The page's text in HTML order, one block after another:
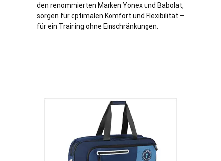
den renommierten Marken Yonex und Babolat,
sorgen für optimalen Komfort und Flexibilität –
für ein Training ohne Einschränkungen.